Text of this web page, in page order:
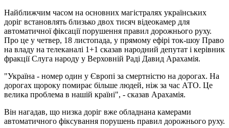
Найближчим часом на основних магістралях українських
доріг встановлять близько двох тисяч відеокамер для
автоматичної фіксації порушення правил дорожнього руху.
Про це у четвер, 18 листопада, у прямому ефірі ток-шоу Право
на владу на телеканалі 1+1 сказав народний депутат і керівник
фракції Слуга народу у Верховній Раді Давид Арахамія.
"Україна - номер один у Європі за смертністю на дорогах. На
дорогах щороку помирає більше людей, ніж за час АТО. Це
велика проблема в нашій країні", - сказав Арахамія.
Він нагадав, що низка доріг вже обладнана камерами
автоматичного фіксування порушень правил дорожнього руху.